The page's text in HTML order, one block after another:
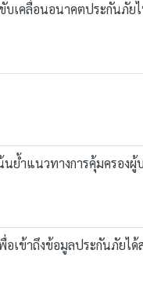
เคลื่อนอนาคตประกันภัย
ย้ำแนวทางการคุ้มครองผู้
อเข้าถึงข้อมูลประกันภัยไ